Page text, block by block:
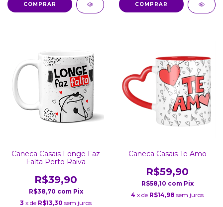
COMPRAR COMPRAR
Caneca Casais Longe Faz
Falta Perto Raiva
R$39,90
R$38,70 com Pix
3 x de R$13,30 sem juros
Caneca Casais Te Amo
R$59,90
R$58,10 com Pix
4 x de R$14,98 sem juros